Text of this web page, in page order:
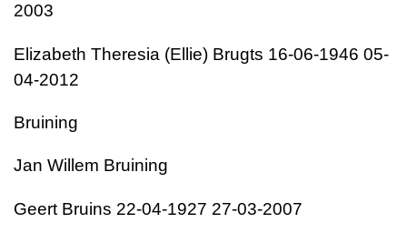
2003
Elizabeth Theresia (Ellie) Brugts 16-06-1946 05-
04-2012
Bruining
Jan Willem Bruining
Geert Bruins 22-04-1927 27-03-2007